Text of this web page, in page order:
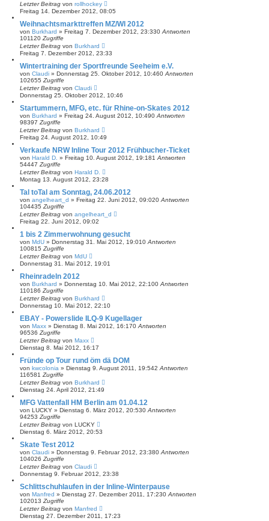
Letzter Beitrag von rollhockey
Freitag 14. Dezember 2012, 08:05
Weihnachtsmarkttreffen MZ/WI 2012
von Burkhard » Freitag 7. Dezember 2012, 23:330 Antworten
101120 Zugriffe
Letzter Beitrag von Burkhard
Freitag 7. Dezember 2012, 23:33
Wintertraining der Sportfreunde Seeheim e.V.
von Claudi » Donnerstag 25. Oktober 2012, 10:460 Antworten
102655 Zugriffe
Letzter Beitrag von Claudi
Donnerstag 25. Oktober 2012, 10:46
Startummern, MFG, etc. für Rhine-on-Skates 2012
von Burkhard » Freitag 24. August 2012, 10:490 Antworten
98397 Zugriffe
Letzter Beitrag von Burkhard
Freitag 24. August 2012, 10:49
Verkaufe NRW Inline Tour 2012 Frühbucher-Ticket
von Harald D. » Freitag 10. August 2012, 19:181 Antworten
54447 Zugriffe
Letzter Beitrag von Harald D.
Montag 13. August 2012, 23:28
Tal toTal am Sonntag, 24.06.2012
von angelheart_d » Freitag 22. Juni 2012, 09:020 Antworten
104435 Zugriffe
Letzter Beitrag von angelheart_d
Freitag 22. Juni 2012, 09:02
1 bis 2 Zimmerwohnung gesucht
von MdU » Donnerstag 31. Mai 2012, 19:010 Antworten
100815 Zugriffe
Letzter Beitrag von MdU
Donnerstag 31. Mai 2012, 19:01
Rheinradeln 2012
von Burkhard » Donnerstag 10. Mai 2012, 22:100 Antworten
110186 Zugriffe
Letzter Beitrag von Burkhard
Donnerstag 10. Mai 2012, 22:10
EBAY - Powerslide ILQ-9 Kugellager
von Maxx » Dienstag 8. Mai 2012, 16:170 Antworten
96536 Zugriffe
Letzter Beitrag von Maxx
Dienstag 8. Mai 2012, 16:17
Fründe op Tour rund öm dä DOM
von kwcolonia » Dienstag 9. August 2011, 19:542 Antworten
116581 Zugriffe
Letzter Beitrag von Burkhard
Dienstag 24. April 2012, 21:49
MFG Vattenfall HM Berlin am 01.04.12
von LUCKY » Dienstag 6. März 2012, 20:530 Antworten
94253 Zugriffe
Letzter Beitrag von LUCKY
Dienstag 6. März 2012, 20:53
Skate Test 2012
von Claudi » Donnerstag 9. Februar 2012, 23:380 Antworten
104026 Zugriffe
Letzter Beitrag von Claudi
Donnerstag 9. Februar 2012, 23:38
Schlittschuhlaufen in der Inline-Winterpause
von Manfred » Dienstag 27. Dezember 2011, 17:230 Antworten
102013 Zugriffe
Letzter Beitrag von Manfred
Dienstag 27. Dezember 2011, 17:23